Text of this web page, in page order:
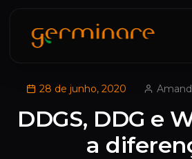
28 de junho, 2020
DDGS, DDG e
a